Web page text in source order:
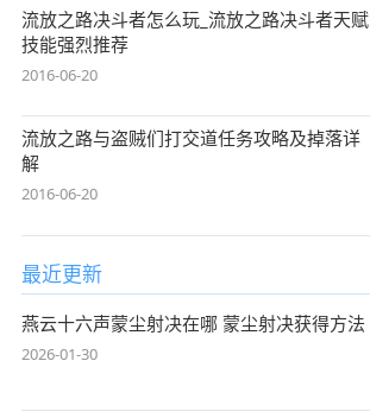
流放之路决斗者怎么玩_流放之路决斗者天赋
技能强烈推荐
2016-06-20
流放之路与盗贼们打交道任务攻略及掉落详
解
2016-06-20
最近更新
燕云十六声蒙尘射决在哪 蒙尘射决获得方法
2026-01-30